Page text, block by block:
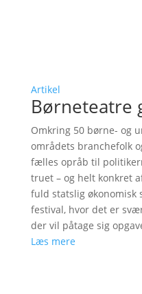
Artikel
Børneteatre
Omkring 50 børne- og
områdets branchefolk
fælles opråb til
truet – og helt konkret
fuld statslig økonomisk
festival, hvor det er
der vil påtage sig
Læs mere